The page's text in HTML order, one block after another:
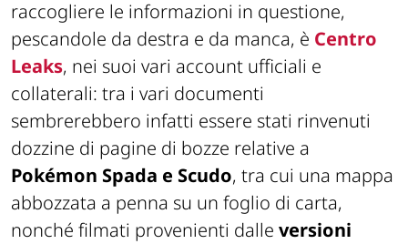
raccogliere le informazioni in questione,
pescandole da destra e da manca, è Centro
Leaks, nei suoi vari account ufficiali e
collaterali: tra i vari documenti
sembrerebbero infatti essere stati rinvenuti
dozzine di pagine di bozze relative a
Pokémon Spada e Scudo, tra cui una mappa
abbozzata a penna su un foglio di carta,
nonché filmati provenienti dalle versioni